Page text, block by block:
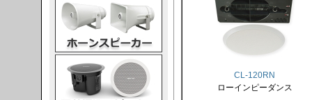
CL-120RN
ローインピーダンス